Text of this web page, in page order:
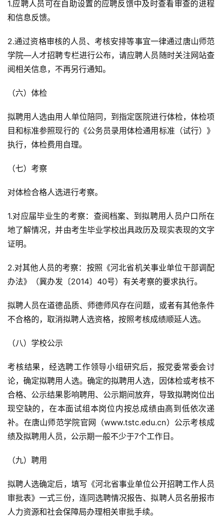
日
诗
1.应聘人员可在自助设置的应聘反馈中及时查看审查的进程
和信息反馈。
2.通过资格审核的人员、考核安排等事宜一律通过唐山师范
学院—人才招聘专栏进行公布，请应聘人员随时关注网站查
阅相关信息，不再另行通知。
（六）体检
拟聘用人选由用人单位陪同，到指定医院进行体检，体检项
目和标准参照现行的《公务员录用体检通用标准（试行）》
执行，体检费用自理。
（七）考察
对体检合格人选进行考察。
1.对应届毕业生的考察：查阅档案、到拟聘用人员户口所在
地了解情况，并由考生毕业学校出具政历及现实表现的文字
证明。
2.对其他人员的考察：按照《河北省机关事业单位干部调配
办法》（冀办发〔2014〕40号）有关考察的要求执行。
拟聘人员在道德品质、师德师风存在问题，或者有其他条件
不合格的，取消拟聘人选资格，按照考核成绩顺延人选。
（八）学校公示
考核结果，经选聘工作领导小组研究后，报党委常委会讨
论，确定拟聘用人选。确定的拟聘用人选，因体检或考核不
合格、公示结果影响聘用、公示期间放弃，导致拟聘岗位出
现空缺的，在本面试组本岗位内按总成绩由高到低依次递
补。在唐山师范学院官网（www.tstc.edu.cn）公示考核成
绩及拟聘用人员，公示期一般不少于7个工作日。
（九）聘用
拟聘人选确定后，填写《河北省事业单位公开招聘工作人员
审批表》一式三份，连同选聘情况报告、拟聘人员名册报市
人力资源和社会保障局办理相关审批手续。